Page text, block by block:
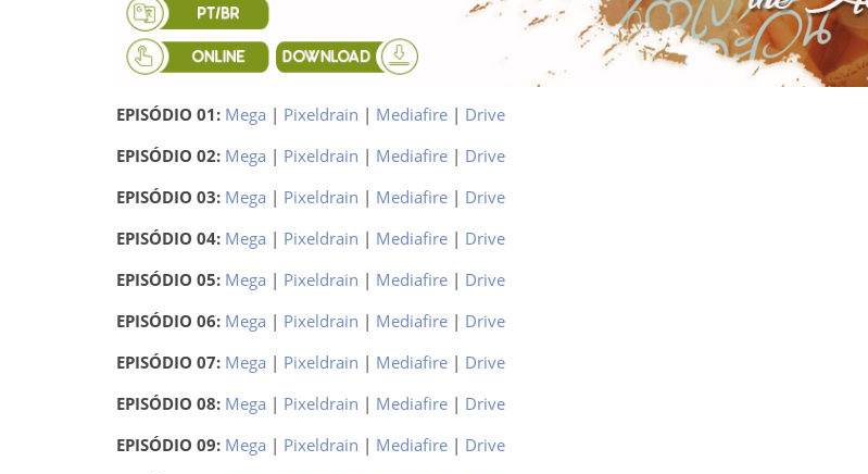
EPISÓDIO 01: Mega | Pixeldrain | Mediafire| Drive
EPISÓDIO 02: Mega | Pixeldrain | Mediafire| Drive
EPISÓDIO 03: Mega | Pixeldrain | Mediafire| Drive
EPISÓDIO 04: Mega | Pixeldrain | Mediafire| Drive
EPISÓDIO 05: Mega | Pixeldrain | Mediafire| Drive
EPISÓDIO 06: Mega | Pixeldrain | Mediafire| Drive
EPISÓDIO 07: Mega | Pixeldrain | Mediafire| Drive
EPISÓDIO 08: Mega | Pixeldrain | Mediafire| Drive
EPISÓDIO 09: Mega | Pixeldrain | Mediafire| Drive